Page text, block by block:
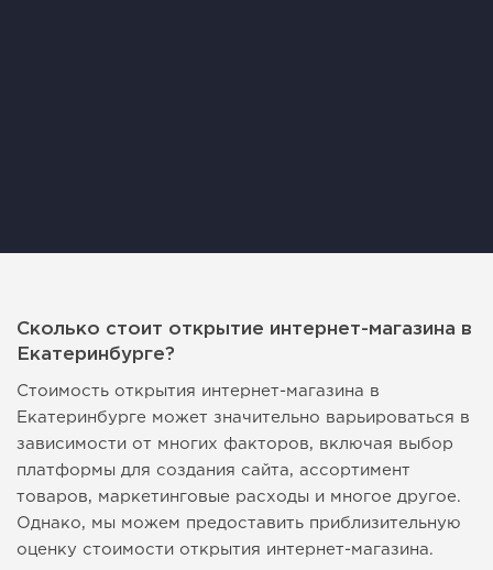
Сколько стоит открытие интернет-магазина в
Екатеринбурге?
Стоимость открытия интернет-магазина в
Екатеринбурге может значительно варьироваться в
зависимости от многих факторов, включая выбор
платформы для создания сайта, ассортимент
товаров, маркетинговые расходы и многое другое.
Однако, мы можем предоставить приблизительную
оценку стоимости открытия интернет-магазина.